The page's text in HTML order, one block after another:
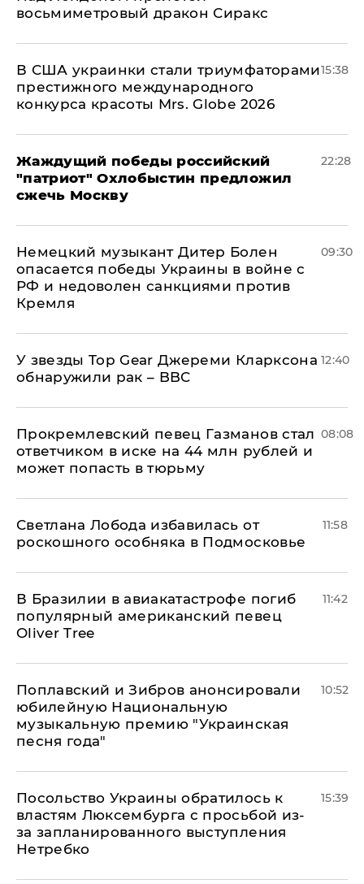
восьмиметровый дракон Сиракс
В США украинки стали триумфаторами
престижного международного
конкурса красоты Mrs. Globe 2026
15:38
Жаждущий победы российский
"патриот" Охлобыстин предложил
сжечь Москву
22:28
Немецкий музыкант Дитер Болен
опасается победы Украины в войне с
РФ и недоволен санкциями против
Кремля
09:30
У звезды Top Gear Джереми Кларксона
обнаружили рак – BBC
12:40
Прокремлевский певец Газманов стал
ответчиком в иске на 44 млн рублей и
может попасть в тюрьму
08:08
Светлана Лобода избавилась от
роскошного особняка в Подмосковье
11:58
В Бразилии в авиакатастрофе погиб
популярный американский певец
Oliver Tree
11:42
Поплавский и Зибров анонсировали
юбилейную Национальную
музыкальную премию "Украинская
песня года"
10:52
Посольство Украины обратилось к
властям Люксембурга с просьбой из-
за запланированного выступления
Нетребко
15:39